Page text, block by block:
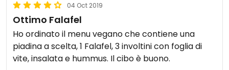
04 Oct 2019
Ottimo Falafel
Ho ordinato il menu vegano che contiene una
piadina a scelta, 1 Falafel, 3 involtini con foglia di
vite, insalata e hummus. Il cibo è buono.